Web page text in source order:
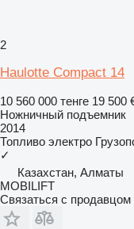
2
Haulotte Compact 14
10 560 000 тенге 19 500
Ножничный подъемник
2014
Топливо электро
✓
Казахстан, Алматы
MOBILIFT
Связаться с продавцом